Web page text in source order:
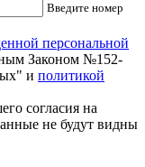
Введите номер
персональной
Законом №152-
и политикой
согласия на
не будут видны